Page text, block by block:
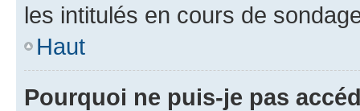
les intitulés en cours de
Haut
Pourquoi ne puis-je pas